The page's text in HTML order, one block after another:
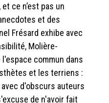
ce n’est pas un
et des
Frésard exhibe avec
Molière-
commun dans
et les terriens :
d'obscurs auteurs
de n'avoir fait